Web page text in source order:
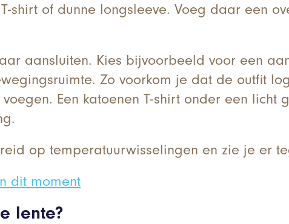
shirt of dunne longsleeve. Voeg daar een
aansluiten. Kies bijvoorbeeld voor een
Zo voorkom je dat de outfit
Een katoenen T-shirt onder een
op temperatuurwisselingen en zie je er
dit moment
lente?